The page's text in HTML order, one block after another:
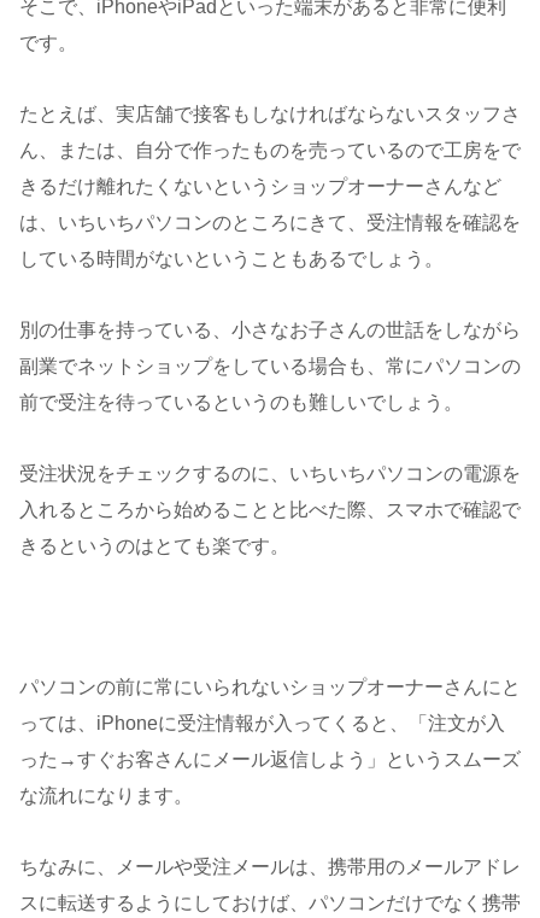
そこで、iPhoneやiPadといった端末があると非常に便利
です。
たとえば、実店舗で接客もしなければならないスタッフさ
ん、または、自分で作ったものを売っているので工房をで
きるだけ離れたくないというショップオーナーさんなど
は、いちいちパソコンのところにきて、受注情報を確認を
している時間がないということもあるでしょう。
別の仕事を持っている、小さなお子さんの世話をしながら
副業でネットショップをしている場合も、常にパソコンの
前で受注を待っているというのも難しいでしょう。
受注状況をチェックするのに、いちいちパソコンの電源を
入れるところから始めることと比べた際、スマホで確認で
きるというのはとても楽です。
パソコンの前に常にいられないショップオーナーさんにと
っては、iPhoneに受注情報が入ってくると、「注文が入
った→すぐお客さんにメール返信しよう」というスムーズ
な流れになります。
ちなみに、メールや受注メールは、携帯用のメールアドレ
スに転送するようにしておけば、パソコンだけでなく携帯